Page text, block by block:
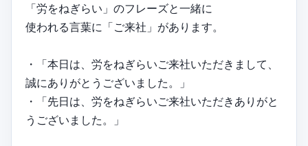
「労をねぎらい」のフレーズと一緒に
使われる言葉に「ご来社」があります。
・「本日は、労をねぎらいご来社いただきまして、
誠にありがとうございました。」
・「先日は、労をねぎらいご来社いただきありがと
うございました。」